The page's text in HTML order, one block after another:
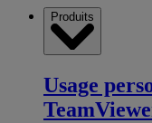
Produits
Usage